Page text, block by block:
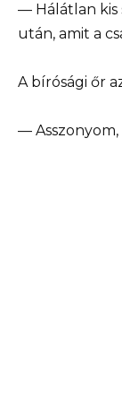
— Hálátlan kis
után, amit a
A bírósági őr
—